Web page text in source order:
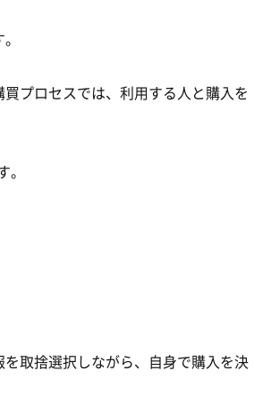
プロセスでは、利用する人と購入を
取捨選択しながら、自身で購入を決